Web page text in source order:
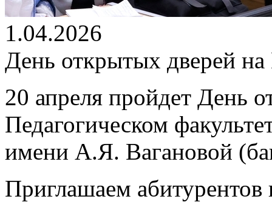
1.04.2026
День открытых дверей на
20 апреля пройдет День
Педагогическом
имени А.Я. Вагановой
Приглашаем